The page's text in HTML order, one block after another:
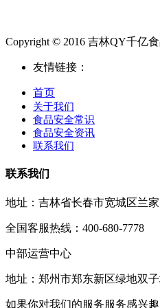
Copyright © 2016 吉林QY千亿
友情链接：
首页
关于我们
食品安全常识
食品安全资讯
联系我们
联系我们
地址：吉林省长春市宽城区兰
全国客服热线：400-680-7778
中部运营中心
地址：郑州市郑东新区绿地双
如果你对我们的服务服务感兴